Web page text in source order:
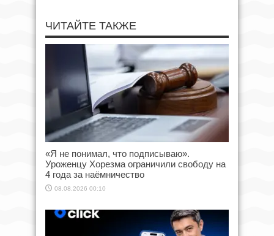
ЧИТАЙТЕ ТАКЖЕ
«Я не понимал, что подписываю».
Уроженцу Хорезма ограничили свободу на
4 года за наёмничество
08.08.2026 00:10